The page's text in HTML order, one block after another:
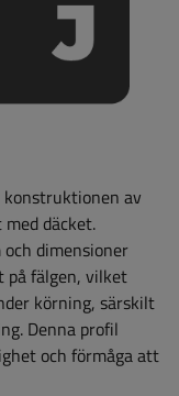
av
däcket.
dimensioner
på fälgen, vilket
körning, särskilt
Denna profil
och förmåga att